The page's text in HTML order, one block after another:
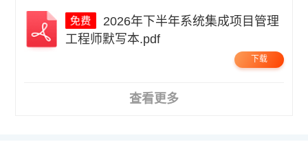
工程师默写本.pdf
下载
查看更多